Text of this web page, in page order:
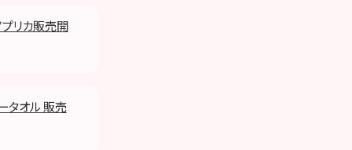
リカ販売開
タオル 販売